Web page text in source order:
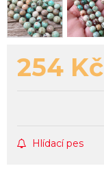
254 Kč
Hlídací pes